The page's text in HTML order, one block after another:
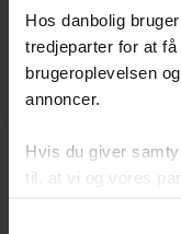
Hos danbolig
tredjeparter for at
brugeroplevelsen
annoncer.​
Hvis du giver
til, at vi og vores
Ny
8700
2.095.000 kr.